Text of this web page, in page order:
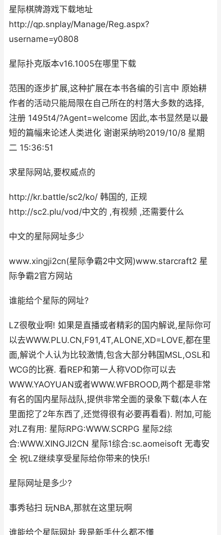
星际棋牌游戏下载地址
http://qp.snplay/Manage/Reg.aspx?
username=y0808
星际扑克版本v16.1005在哪里下载
范围的逐步扩展,这种扩展在本书各编的引言中 原始耕
作者的活动只能局限在自己所在的村落大多数的选择,
注册 1495t4/?Agent=welcome 因此,本书显然是以最
短的篇幅来论述人类进化 谢谢采纳哟2019/10/8 星期
二 15:36:51
求星际网站,要权威点的
http://kr.battle/sc2/ko/ 韩国的, 正规
http://sc2.plu/vod/中文的 ,有视频 ,还需要什么
中文的星际网址多少
www.xingji2cn(星际争霸2中文网)www.starcraft2 星
际争霸2官方网站
谁能给个星际的网址?
LZ很敬业啊! 如果是直播或者精彩的国内解说,星际你可
以去WWW.PLU.CN,F91,4T,ALONE,XD=LOVE,都在里
面,解说个人认为比较激情,包含大部分韩国MSL,OSL和
WCG的比赛. 看REP和第一人称VOD你可以去
WWW.YAOYUAN或者WWW.WFBROOD,两个都是非常
有名的国内星际战队,提供非常全面的录象下载(本人在
里面挖了2年东西了,还觉得很有必要再看看). 附加,可能
对LZ有用: 星际RPG:WWW.SCRPG 星际2综
合:WWW.XINGJI2CN 星际1综合:sc.aomeisoft 无毒安
全 祝LZ继续享受星际给你带来的快乐!
星际网址是多少?
事秀毡扫 玩NBA,那就在这里玩啊
谁能给个星际网址 我是新手什么都不懂